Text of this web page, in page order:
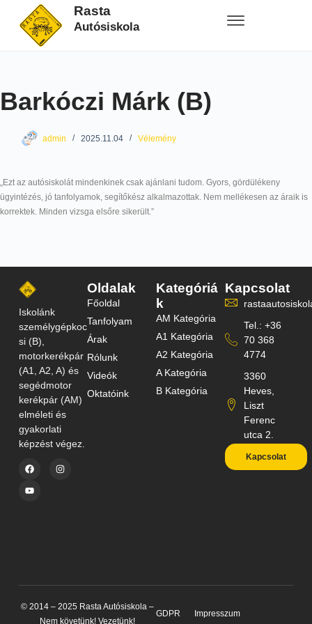
Rasta
Autósiskola
Barkóczi Márk (B)
admin 2025.11.04 Vélemény
„Ezt az autósiskolát mindenkinek csak ajánlani tudom. Gyors, gördülékeny
ügyintézés, jó tanfolyamok, segítőkész alkalmazottak. Nem mellékesen az áraik is
korrektek. Minden vizsga elsőre sikerült.”
Iskolánk
személygépkoc
si (B),
motorkerékpár
(A1, A2, A) és
segédmotor
kerékpár (AM)
elméleti és
gyakorlati
képzést végez.
Oldalak
Főoldal
Tanfolyam
Árak
Rólunk
Videók
Oktatóink
Kategóriá
k
AM Kategória
A1 Kategória
A2 Kategória
A Kategória
B Kategória
Kapcsolat
Tel.: +36
70 368
4774
3360
Heves,
Liszt
Ferenc
utca 2.
Kapcsolat
© 2014 – 2025 Rasta Autósiskola –
Nem követünk! Vezetünk!
GDPR Impresszum